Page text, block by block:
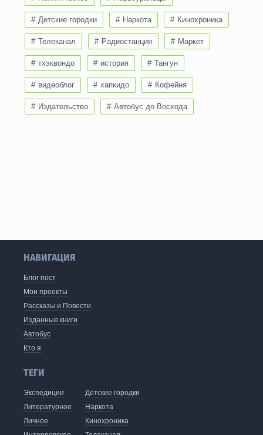
Детские городки Наркота Кинохроника
Телеканал Радиостанция Маркет
тхэквондо история Тангун
видеоблог хапкидо Кофейня
Издательство Автобус до Восхода
НАВИГАЦИЯ
Блог пост
Мои проекты
Рассказы и Повести
Изданные книги
Автобус
Кто я
ТЕГИ
Экспедиции
Литературное
Личное
Детские городки
Наркота
Кинохроника